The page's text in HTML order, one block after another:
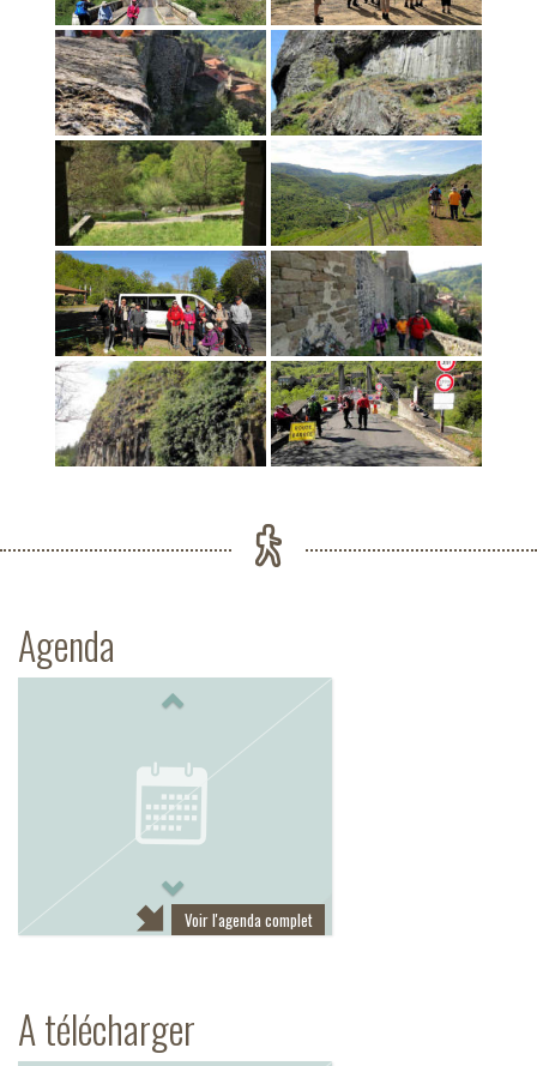
Agenda
Voir l'agenda complet
A télécharger